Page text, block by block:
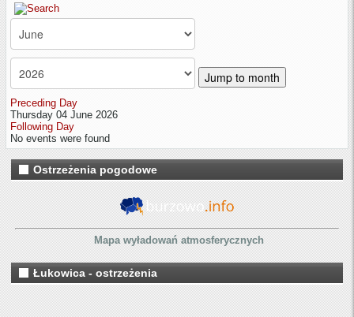
Jump to month
Preceding Day
Thursday 04 June 2026
Following Day
No events were found
Ostrzeżenia pogodowe
Mapa wyładowań atmosferycznych
Łukowica - ostrzeżenia